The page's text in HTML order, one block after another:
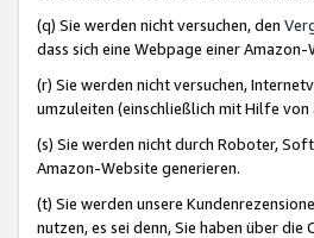
(q) Sie werden nicht versuchen, den
dass sich eine Webpage einer
(r) Sie werden nicht versuchen,
umzuleiten (einschließlich mit Hilfe
(s) Sie werden nicht durch Roboter,
Amazon-Website generieren.
(t) Sie werden unsere
nutzen, es sei denn, Sie haben über